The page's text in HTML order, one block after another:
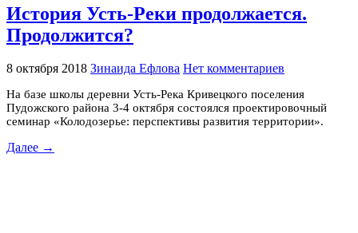
История Усть-Реки продолжается.
Продолжится?
8 октября 2018 Зинаида Ефлова Нет комментариев
На базе школы деревни Усть-Река Кривецкого поселения
Пудожского района 3-4 октября состоялся проектировочный
семинар «Колодозерье: перспективы развития территории».
Далее →